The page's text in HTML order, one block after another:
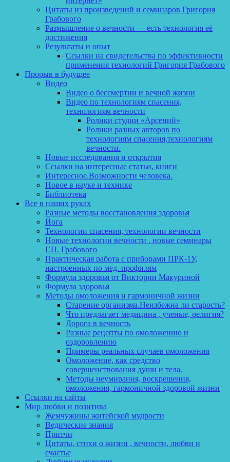
Цитаты из произведений и семинаров Григория
Грабового
Размышление о вечности — есть технология её
достижения
Результаты и опыт
Ссылки на свидетельства по эффективности
применения технологий Григория Грабового
Прорыв в будущее
Видео
Видео о бессмертии и вечной жизни
Видео по технологиям спасения,
технологиям вечности
Ролики студии «Арсений»
Ролики разных авторов по
технологиям спасения,технологиям
вечности.
Новые исследования и открытия
Ссылки на интересные статьи, книги
Интересное.Возможности человека.
Новое в науке и технике
Библиотека
Все в наших руках
Разные методы восстановления здоровья
Йога
Технологии спасения, технологии вечности
Новые технологии вечности , новые семинары
Г.П. Грабового
Практическая работа с приборами ПРК-1У,
настроенных по мед. профилям
Формула здоровья от Виктории Макуриной
Формула здоровья
Методы омоложения и гармоничной жизни
Старение организма.Неизбежна ли старость?
Что предлагает медицина , ученые, религия?
Дорога в вечность
Разные рецепты по омоложению и
оздоровлению
Примеры реальных случаев омоложения
Омоложение, как средство
совершенствования души и тела.
Методы неумирания, воскрешения,
омоложения, гармоничной здоровой жизни
Ссылки на сайты
Мир любви и позитива
Жемчужины житейской мудрости
Ведические знания
Притчи
Цитаты, стихи о жизни , вечности, любви и
счастье